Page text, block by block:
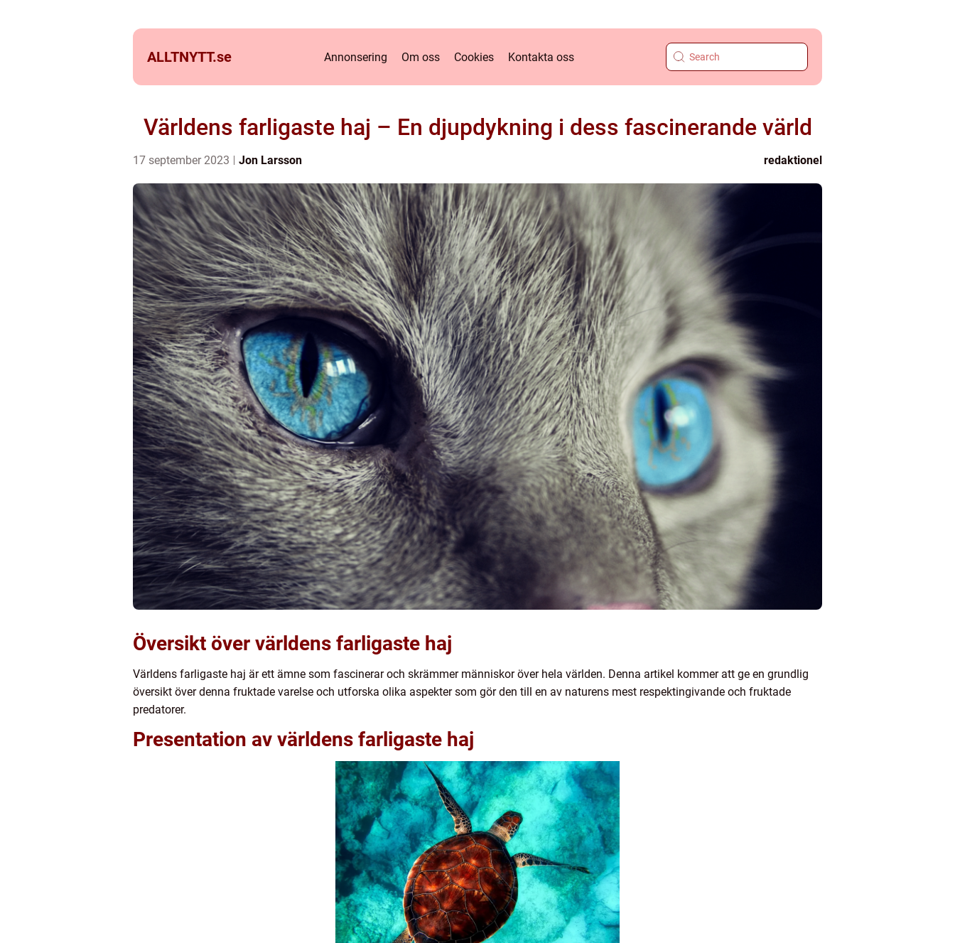
ALLTNYTT.se Annonsering Om oss Cookies Kontakta oss
Världens farligaste haj – En djupdykning i dess fascinerande värld
17 september 2023 Jon Larsson redaktionel
Översikt över världens farligaste haj
Världens farligaste haj är ett ämne som fascinerar och skrämmer människor över hela världen. Denna artikel kommer att ge en grundlig
översikt över denna fruktade varelse och utforska olika aspekter som gör den till en av naturens mest respektingivande och fruktade
predatorer.
Presentation av världens farligaste haj